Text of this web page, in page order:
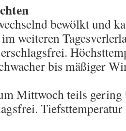
bewölkt und
im weiteren
bis mäßiger
Mittwoch teils